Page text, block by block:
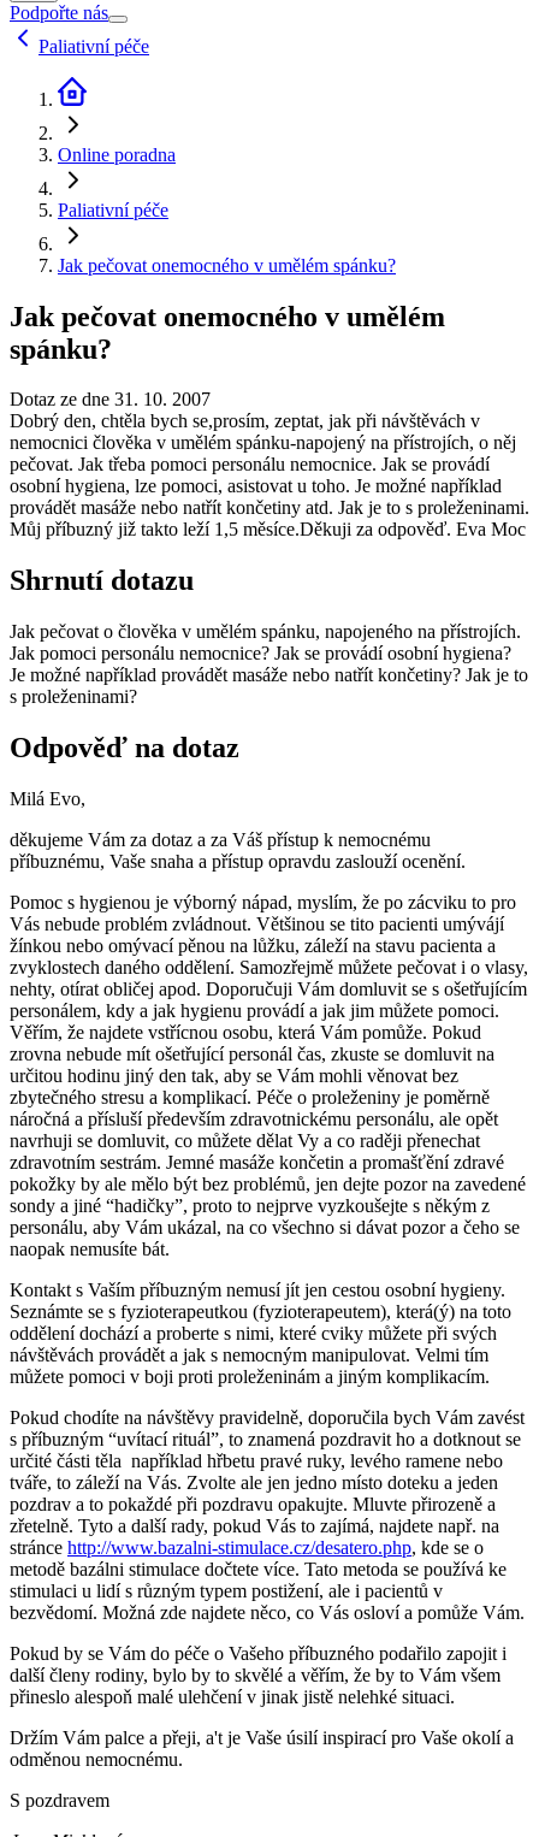
Podpořte nás
Paliativní péče
Online poradna
Paliativní péče
Jak pečovat onemocného v umělém spánku?
Jak pečovat onemocného v umělém
spánku?
Dotaz ze dne 31. 10. 2007
Dobrý den, chtěla bych se,prosím, zeptat, jak při návštěvách v
nemocnici člověka v umělém spánku-napojený na přístrojích, o něj
pečovat. Jak třeba pomoci personálu nemocnice. Jak se provádí
osobní hygiena, lze pomoci, asistovat u toho. Je možné například
provádět masáže nebo natřít končetiny atd. Jak je to s proleženinami.
Můj příbuzný již takto leží 1,5 měsíce.Děkuji za odpověď. Eva Moc
Shrnutí dotazu
Jak pečovat o člověka v umělém spánku, napojeného na přístrojích.
Jak pomoci personálu nemocnice? Jak se provádí osobní hygiena?
Je možné například provádět masáže nebo natřít končetiny? Jak je to
s proleženinami?
Odpověď na dotaz
Milá Evo,
děkujeme Vám za dotaz a za Váš přístup k nemocnému
příbuznému, Vaše snaha a přístup opravdu zaslouží ocenění.
Pomoc s hygienou je výborný nápad, myslím, že po zácviku to pro
Vás nebude problém zvládnout. Většinou se tito pacienti umývájí
žínkou nebo omývací pěnou na lůžku, záleží na stavu pacienta a
zvyklostech daného oddělení. Samozřejmě můžete pečovat i o vlasy,
nehty, otírat obličej apod. Doporučuji Vám domluvit se s ošetřujícím
personálem, kdy a jak hygienu provádí a jak jim můžete pomoci.
Věřím, že najdete vstřícnou osobu, která Vám pomůže. Pokud
zrovna nebude mít ošetřující personál čas, zkuste se domluvit na
určitou hodinu jiný den tak, aby se Vám mohli věnovat bez
zbytečného stresu a komplikací. Péče o proleženiny je poměrně
náročná a přísluší především zdravotnickému personálu, ale opět
navrhuji se domluvit, co můžete dělat Vy a co raději přenechat
zdravotním sestrám. Jemné masáže končetin a promašťění zdravé
pokožky by ale mělo být bez problémů, jen dejte pozor na zavedené
sondy a jiné “hadičky”, proto to nejprve vyzkoušejte s někým z
personálu, aby Vám ukázal, na co všechno si dávat pozor a čeho se
naopak nemusíte bát.
Kontakt s Vaším příbuzným nemusí jít jen cestou osobní hygieny.
Seznámte se s fyzioterapeutkou (fyzioterapeutem), která(ý) na toto
oddělení dochází a proberte s nimi, které cviky můžete při svých
návštěvách provádět a jak s nemocným manipulovat. Velmi tím
můžete pomoci v boji proti proleženinám a jiným komplikacím.
Pokud chodíte na návštěvy pravidelně, doporučila bych Vám zavést
s příbuzným “uvítací rituál”, to znamená pozdravit ho a dotknout se
určité části těla například hřbetu pravé ruky, levého ramene nebo
tváře, to záleží na Vás. Zvolte ale jen jedno místo doteku a jeden
pozdrav a to pokaždé při pozdravu opakujte. Mluvte přirozeně a
zřetelně. Tyto a další rady, pokud Vás to zajímá, najdete např. na
stránce http://www.bazalni-stimulace.cz/desatero.php, kde se o
metodě bazálni stimulace dočtete více. Tato metoda se používá ke
stimulaci u lidí s různým typem postižení, ale i pacientů v
bezvědomí. Možná zde najdete něco, co Vás osloví a pomůže Vám.
Pokud by se Vám do péče o Vašeho příbuzného podařilo zapojit i
další členy rodiny, bylo by to skvělé a věřím, že by to Vám všem
přineslo alespoň malé ulehčení v jinak jistě nelehké situaci.
Držím Vám palce a přeji, a't je Vaše úsilí inspirací pro Vaše okolí a
odměnou nemocnému.
S pozdravem